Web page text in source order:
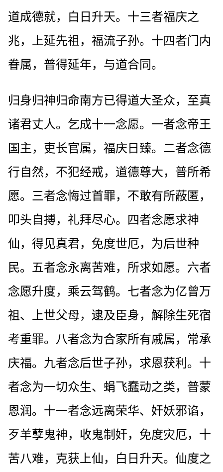
道成德就，白日升天。十三者福庆之
兆，上延先祖，福流子孙。十四者门内
眷属，普得延年，与道合同。
归身归神归命南方已得道大圣众，至真
诸君丈人。乞成十一念愿。一者念帝王
国主，吏长官属，福庆日臻。二者念德
行自然，不犯经戒，道德尊大，普所希
愿。三者念悔过首罪，不敢有所蔽匿，
叩头自搏，礼拜尽心。四者念愿求神
仙，得见真君，免度世厄，为后世种
民。五者念永离苦难，所求如愿。六者
念愿升度，乘云驾鹤。七者念为亿曾万
祖、上世父母，逮及臣身，解除生死宿
考重罪。八者念为合家所有戚属，常承
庆福。九者念后世子孙，求恩获利。十
者念为一切众生、蜎飞蠢动之类，普蒙
恩润。十一者念远离荣华、奸妖邪谄，
歹羊孽鬼神，收鬼制奸，免度灾厄，十
苦八难，克获上仙，白日升天。仙度之